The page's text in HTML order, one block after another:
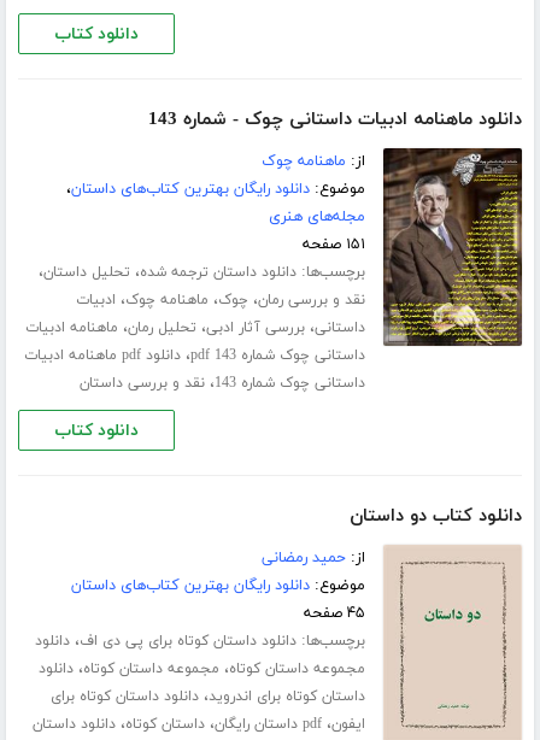
دانلود کتاب
دانلود ماهنامه ادبیات داستانی چوک - شماره 143
از: ماهنامه چوک
موضوع:دانلود رایگان بهترین کتاب‌های داستان،
مجله‌های هنری
۱۵۱ صفحه
برچسب‌ها:دانلود داستان ترجمه شده، تحلیل داستان،
نقد و بررسی رمان، چوک، ماهنامه چوک، ادبیات
داستانی،بررسی آثار ادبی، تحلیل رمان، ماهنامه ادبیات
داستانی چوک شماره 143 pdf
،
دانلود pdf ماهنامه ادبیات
داستانی چوک شماره 143
،نقد و بررسی داستان
دانلود کتاب
دانلود کتاب دو داستان
از:حمید رمضانی
موضوع:دانلود رایگان بهترین کتاب‌های داستان
۴۵ صفحه
برچسب‌ها:دانلود داستان کوتاه برای پی دی اف،دانلود
مجموعه داستان کوتاه، مجموعه داستان کوتاه،دانلود
داستان کوتاه برای اندروید،دانلود داستان کوتاه برای
ایفون،pdf داستان رایگان ،داستان کوتاه،دانلود داستان